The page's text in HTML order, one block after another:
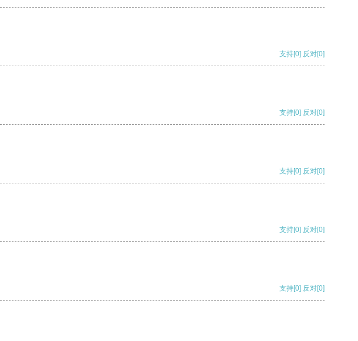
支持[0] 反对[0]
支持[0] 反对[0]
支持[0] 反对[0]
支持[0] 反对[0]
支持[0] 反对[0]